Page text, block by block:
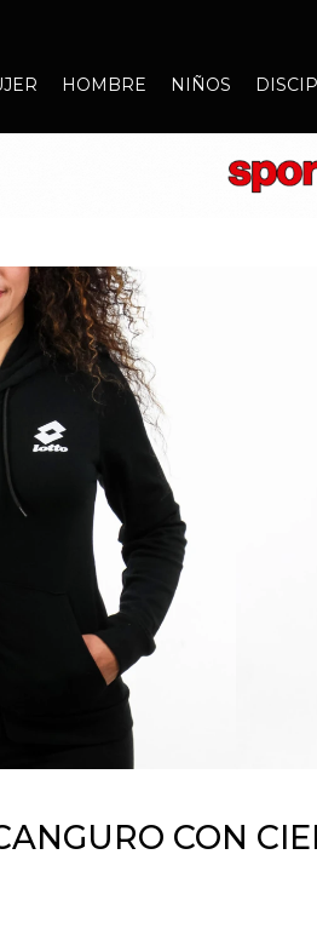
HOMBRE NIÑOS
CON